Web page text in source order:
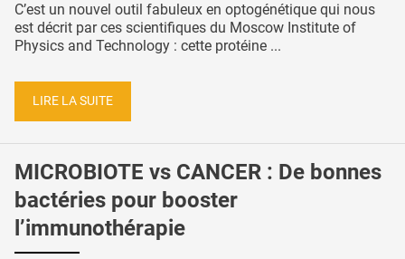
C’est un nouvel outil fabuleux en optogénétique qui nous
est décrit par ces scientifiques du Moscow Institute of
Physics and Technology : cette protéine ...
LIRE LA SUITE
MICROBIOTE vs CANCER : De bonnes
bactéries pour booster
l’immunothérapie